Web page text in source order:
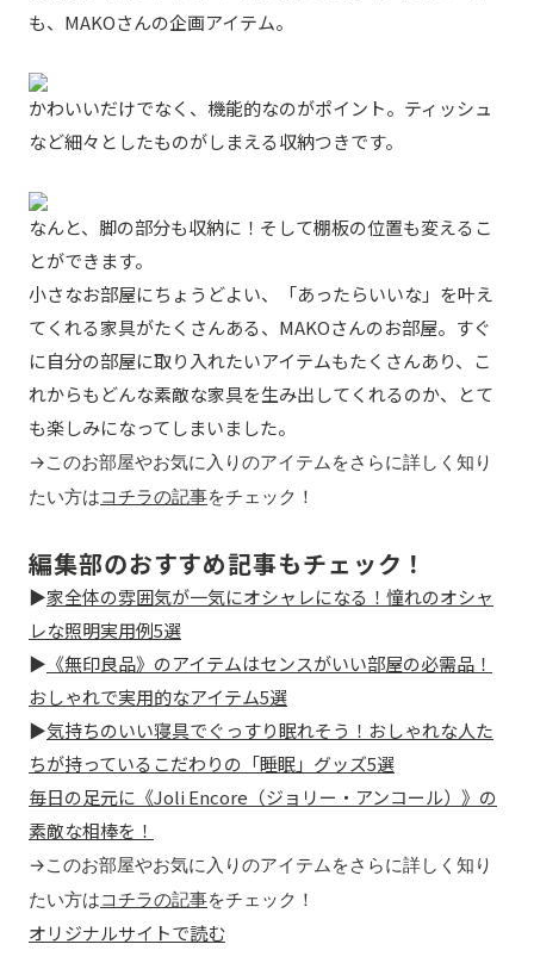
も、MAKOさんの企画アイテム。
かわいいだけでなく、機能的なのがポイント。ティッシュ
など細々としたものがしまえる収納つきです。
なんと、脚の部分も収納に！そして棚板の位置も変えるこ
とができます。
小さなお部屋にちょうどよい、「あったらいいな」を叶え
てくれる家具がたくさんある、MAKOさんのお部屋。すぐ
に自分の部屋に取り入れたいアイテムもたくさんあり、こ
れからもどんな素敵な家具を生み出してくれるのか、とて
も楽しみになってしまいました。
→このお部屋やお気に入りのアイテムをさらに詳しく知り
たい方はコチラの記事をチェック！
編集部のおすすめ記事もチェック！
▶︎家全体の雰囲気が一気にオシャレになる！憧れのオシャ
レな照明実用例5選
▶︎ 《無印良品》のアイテムはセンスがいい部屋の必需品！
おしゃれで実用的なアイテム5選
▶︎気持ちのいい寝具でぐっすり眠れそう！おしゃれな人た
ちが持っているこだわりの「睡眠」グッズ5選
毎日の足元に《Joli Encore（ジョリー・アンコール）》の
素敵な相棒を！
→このお部屋やお気に入りのアイテムをさらに詳しく知り
たい方はコチラの記事をチェック！
オリジナルサイトで読む